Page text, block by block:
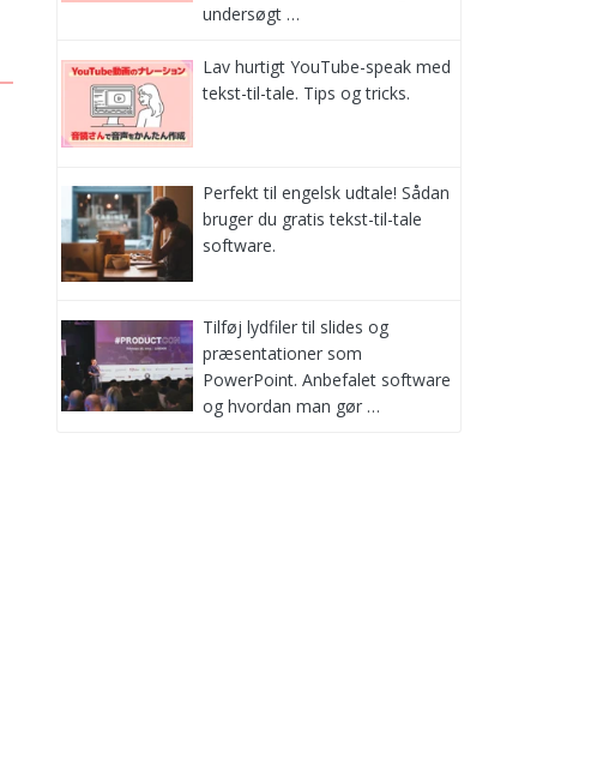
undersøgt …
Lav hurtigt YouTube-speak med
tekst-til-tale. Tips og tricks.
Perfekt til engelsk udtale! Sådan
bruger du gratis tekst-til-tale
software.
Tilføj lydfiler til slides og
præsentationer som
PowerPoint. Anbefalet software
og hvordan man gør …